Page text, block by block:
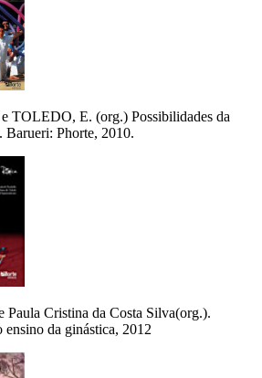
TOLEDO, E. (org.) Possibilidades da
Barueri: Phorte, 2010.
Paula Cristina da Costa Silva(org.).
da ginástica, 2012